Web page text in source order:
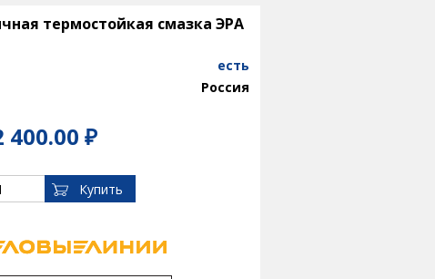
термостойкая смазка ЭРА
есть
Россия
400.00 ₽